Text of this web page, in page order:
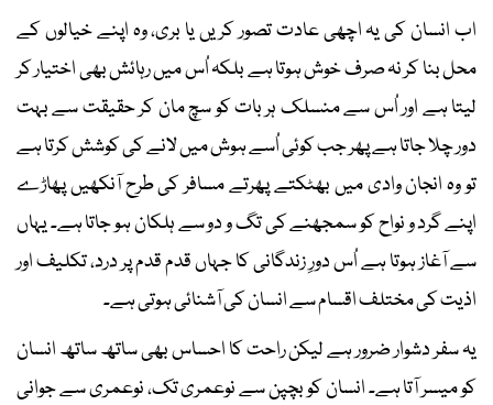
اب انسان کی یہ اچھی عادت تصور کریں یا بری، وہ اپنے خیالوں کے
محل بنا کر نہ صرف خوش ہوتا ہے بلکہ اُس میں رہائش بھی اختیار کر
لیتا ہے اور اُس سے منسلک ہر بات کو سچ مان کر حقیقت سے بہت
دور چلا جاتا ہے پھر جب کوئی اُسے ہوش میں لانے کی کوشش کرتا ہے
تو وہ انجان وادی میں بھٹکتے پھرتے مسافر کی طرح آنکھیں پھاڑے
اپنے گرد و نواح کو سمجھنے کی تگ و دو سے ہلکان ہو جاتا ہے۔ یہاں
سے آغاز ہوتا ہے اُس دورِ زندگانی کا جہاں قدم قدم پر درد، تکلیف اور
اذیت کی مختلف اقسام سے انسان کی آشنائی ہوتی ہے۔
یہ سفر دشوار ضرور ہے لیکن راحت کا احساس بھی ساتھ ساتھ انسان
کو میسر آتا ہے۔ انسان کو بچپن سے نوعمری تک، نوعمری سے جوانی